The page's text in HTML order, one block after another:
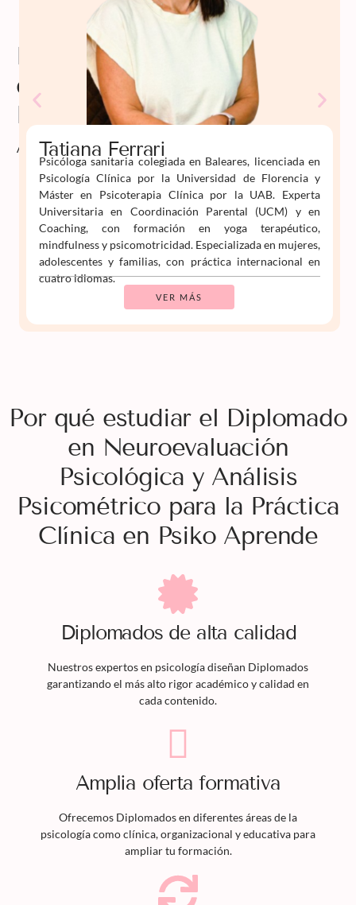
Profesorado
de
Psiko
Aprende
Tatiana Ferrari
Psicóloga sanitaria colegiada en Baleares, licenciada en
Psicología Clínica por la Universidad de Florencia y
Máster en Psicoterapia Clínica por la UAB. Experta
Universitaria en Coordinación Parental (UCM) y en
Coaching, con formación en yoga terapéutico,
mindfulness y psicomotricidad. Especializada en mujeres,
adolescentes y familias, con práctica internacional en
cuatro idiomas.
VER MÁS
Por qué estudiar el Diplomado
en Neuroevaluación
Psicológica y Análisis
Psicométrico para la Práctica
Clínica en Psiko Aprende
Diplomadosde alta calidad
Nuestros expertos en psicología diseñan Diplomados
garantizando el más alto rigor académico y calidad en
cada contenido.
Amplia oferta formativa
Ofrecemos Diplomadosen diferentes áreas de la
psicología como clínica, organizacional y educativa para
ampliar tu formación.